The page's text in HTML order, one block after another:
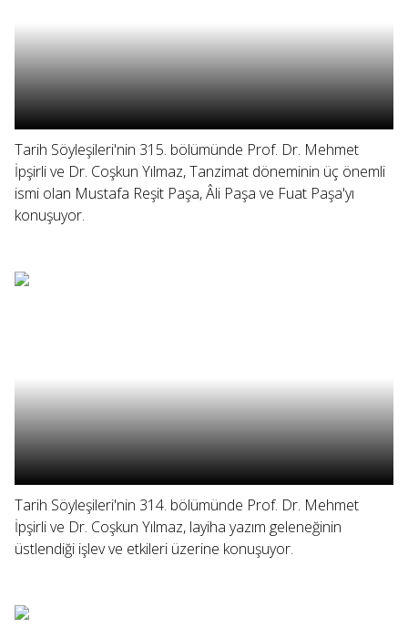
Tarih Söyleşileri'nin 315. bölümünde Prof. Dr. Mehmet
İpşirli ve Dr. Coşkun Yılmaz, Tanzimat döneminin üç önemli
ismi olan Mustafa Reşit Paşa, Âli Paşa ve Fuat Paşa'yı
konuşuyor.
Tarih Söyleşileri'nin 314. bölümünde Prof. Dr. Mehmet
İpşirli ve Dr. Coşkun Yılmaz, layiha yazım geleneğinin
üstlendiği işlev ve etkileri üzerine konuşuyor.